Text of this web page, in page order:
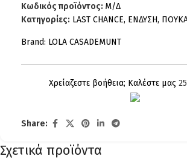
Κωδικός προϊόντος: Μ/Δ
Κατηγορίες: LAST CHANCE, ΕΝΔΥΣΗ,
Brand: LOLA CASADEMUNT
Χρείαζεστε βοήθεια; Καλέστε μας
Share:
Σχετικά προϊόντα